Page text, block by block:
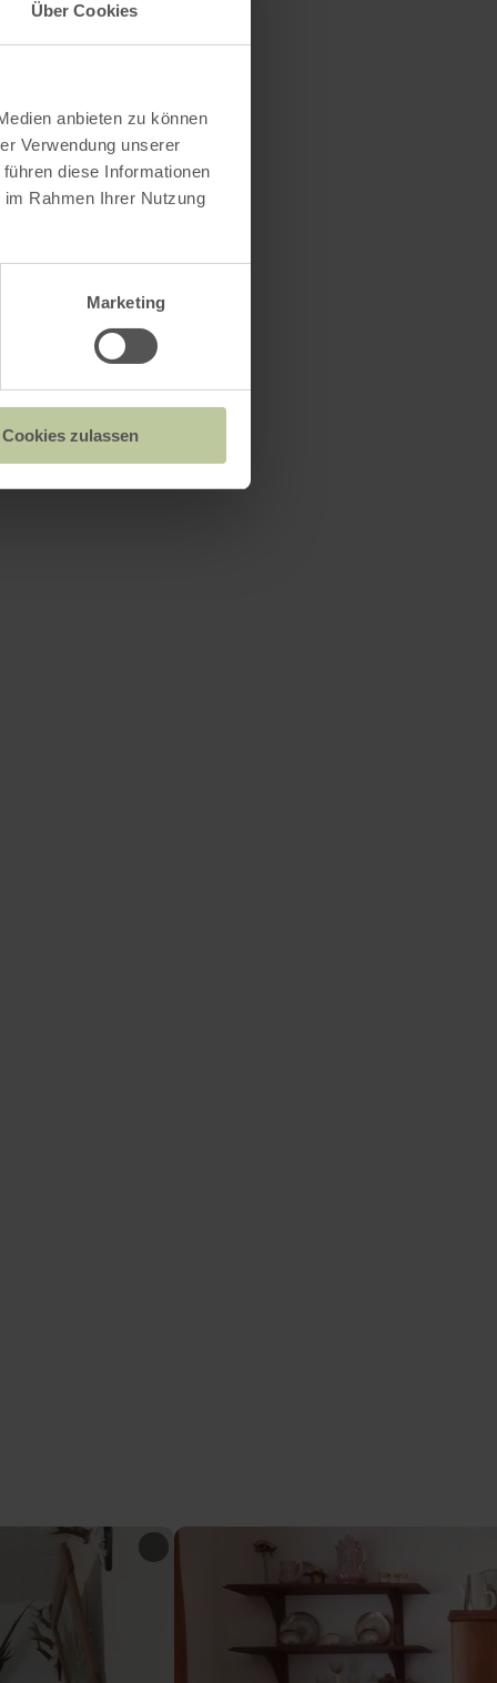
Über Cookies
anbieten zu können
Verwendung unserer
diese Informationen
Rahmen Ihrer Nutzung
Marketing
Cookies zulassen